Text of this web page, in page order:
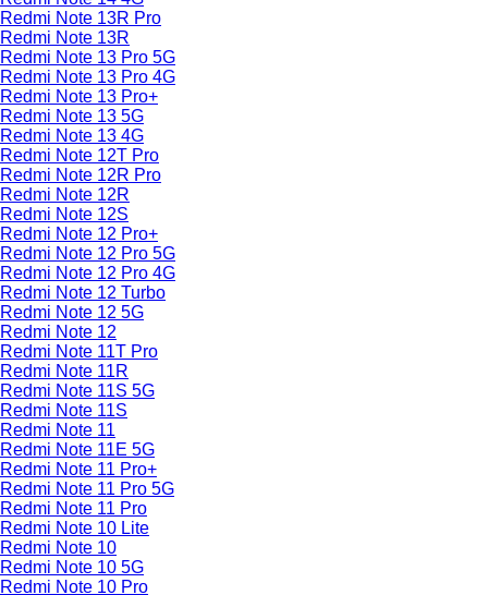
Redmi Note 13R Pro
Redmi Note 13R
Redmi Note 13 Pro 5G
Redmi Note 13 Pro 4G
Redmi Note 13 Pro+
Redmi Note 13 5G
Redmi Note 13 4G
Redmi Note 12T Pro
Redmi Note 12R Pro
Redmi Note 12R
Redmi Note 12S
Redmi Note 12 Pro+
Redmi Note 12 Pro 5G
Redmi Note 12 Pro 4G
Redmi Note 12 Turbo
Redmi Note 12 5G
Redmi Note 12
Redmi Note 11T Pro
Redmi Note 11R
Redmi Note 11S 5G
Redmi Note 11S
Redmi Note 11
Redmi Note 11E 5G
Redmi Note 11 Pro+
Redmi Note 11 Pro 5G
Redmi Note 11 Pro
Redmi Note 10 Lite
Redmi Note 10
Redmi Note 10 5G
Redmi Note 10 Pro